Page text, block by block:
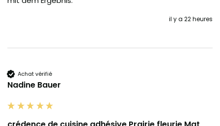
il y a 22 heures
Achat vérifié
Nadine Bauer